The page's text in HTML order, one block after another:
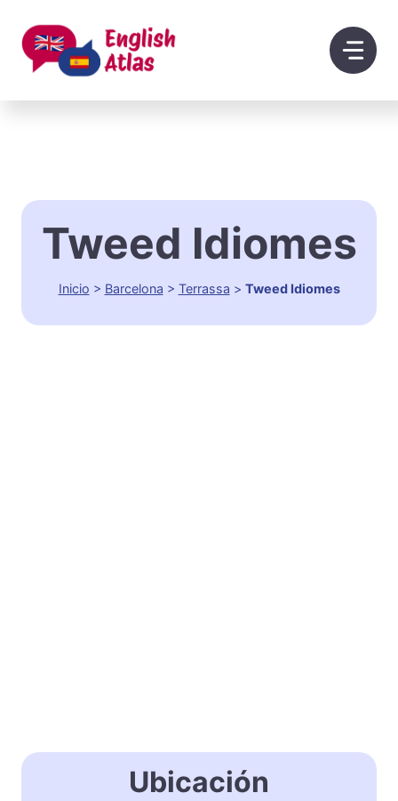
contenido
Tweed Idiomes
Inicio > Barcelona > Terrassa > Tweed Idiomes
Ubicación